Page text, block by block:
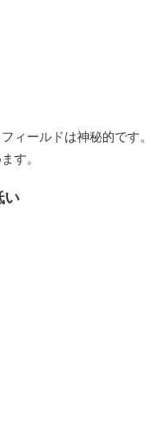
ィールドは神秘的です。
す。
い